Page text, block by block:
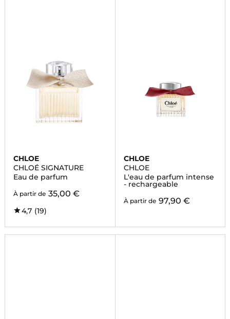
CHLOE
CHLOÉ SIGNATURE
Eau de parfum
À partir de 35,00 €
4,7 (19)
CHLOE
CHLOE
L'eau de parfum intense
- rechargeable
À partir de 97,90 €